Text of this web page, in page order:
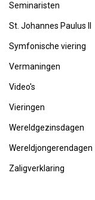
Seminaristen
St. Johannes Paulus II
Symfonische viering
Vermaningen
Video's
Vieringen
Wereldgezinsdagen
Wereldjongerendagen
Zaligverklaring